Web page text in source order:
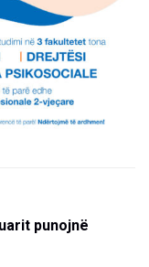
punojnë